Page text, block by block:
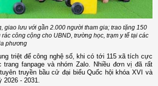
giao lưu với gần 2.000 người tham gia; trao tặng 150
công cộng cho UBND, trường học, trạm y tế tại các
phương
triệt để công nghệ số, khi có tới 115 xã tích cực
fanpage và nhóm Zalo. Nhiều đơn vị đã rất
truyền bầu cử đại biểu Quốc hội khóa XVI và
2026 - 2031.